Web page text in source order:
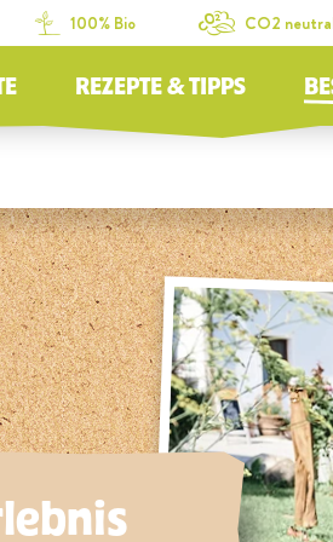
100% Bio CO2
REZEPTE & TIPPS